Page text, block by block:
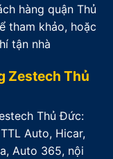
hàng quận Thủ
tham khảo, hoặc
tận nhà
Zestech Thủ
Thủ Đức:
Auto, Hicar,
Auto 365, nội